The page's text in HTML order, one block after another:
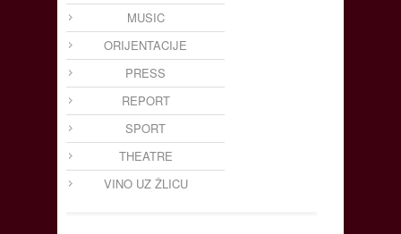
MUSIC
ORIJENTACIJE
PRESS
REPORT
SPORT
THEATRE
VINO UZ ŽLICU